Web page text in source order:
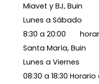
Miavet y BJ, Buin
Lunes a Sábado
8:30 a 20:00
Santa María, Buin
Lunes a Viernes
08:30 a 18:30